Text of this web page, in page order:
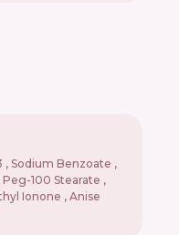
, Sodium Benzoate ,
100 Stearate ,
Ionone , Anise